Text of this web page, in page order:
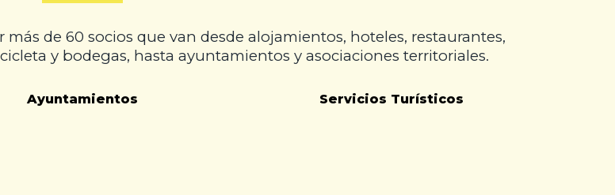
de 60 socios que van desde alojamientos, hoteles, restaurantes,
y bodegas, hasta ayuntamientos y asociaciones territoriales.
Ayuntamientos Servicios Turísticos